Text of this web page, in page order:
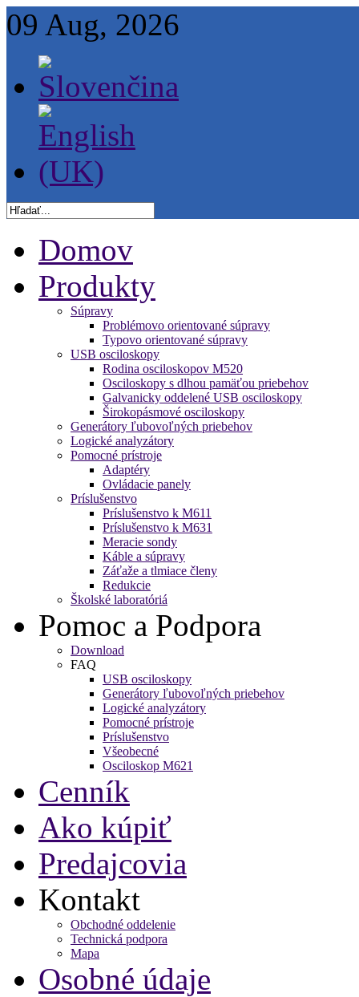
09 Aug, 2026
Domov
Produkty
Súpravy
Problémovo orientované súpravy
Typovo orientované súpravy
USB osciloskopy
Rodina osciloskopov M520
Osciloskopy s dlhou pamäťou priebehov
Galvanicky oddelené USB osciloskopy
Širokopásmové osciloskopy
Generátory ľubovoľných priebehov
Logické analyzátory
Pomocné prístroje
Adaptéry
Ovládacie panely
Príslušenstvo
Príslušenstvo k M611
Príslušenstvo k M631
Meracie sondy
Káble a súpravy
Záťaže a tlmiace členy
Redukcie
Školské laboratóriá
Pomoc a Podpora
Download
FAQ
USB osciloskopy
Generátory ľubovoľných priebehov
Logické analyzátory
Pomocné prístroje
Príslušenstvo
Všeobecné
Osciloskop M621
Cenník
Ako kúpiť
Predajcovia
Kontakt
Obchodné oddelenie
Technická podpora
Mapa
Osobné údaje